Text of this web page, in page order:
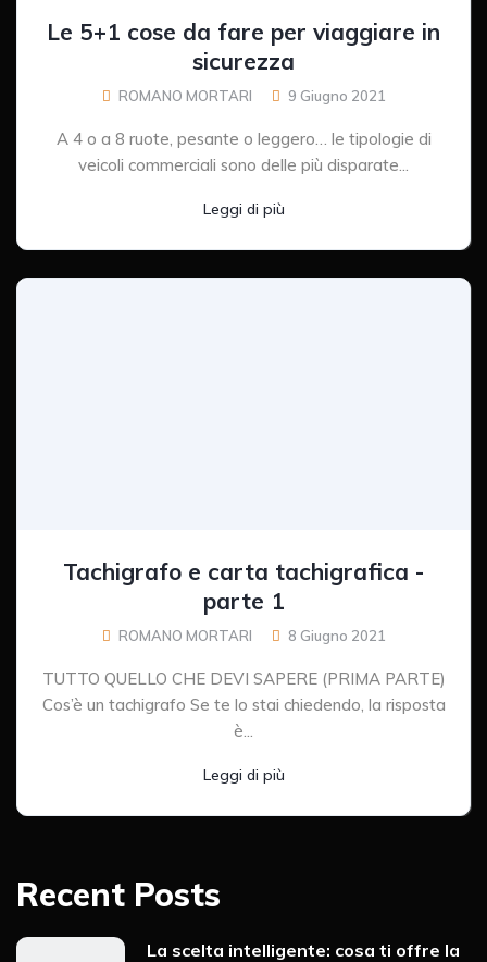
Le 5+1 cose da fare per viaggiare in
sicurezza
ROMANO MORTARI 9 Giugno 2021
A 4 o a 8 ruote, pesante o leggero… le tipologie di
veicoli commerciali sono delle più disparate...
Leggi di più
Tachigrafo e carta tachigrafica -
parte 1
ROMANO MORTARI 8 Giugno 2021
TUTTO QUELLO CHE DEVI SAPERE (PRIMA PARTE)
Cos’è un tachigrafo Se te lo stai chiedendo, la risposta
è...
Leggi di più
Recent Posts
La scelta intelligente: cosa ti offre la